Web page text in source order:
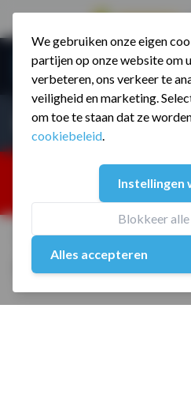
We gebruiken onze eigen
partijen op onze website om
verbeteren, ons verkeer te
veiligheid en marketing.
om toe te staan dat ze
cookiebeleid.
Instellingen
Blokkeer
Alles accepteren
Ga naar de inhoud
Menu
Producten zoeken...
25% korting ivm
ZOMERMP. muv vloeren,
zakelijk en dealer inlog.
Home / MP7012 Competitie
MP7012